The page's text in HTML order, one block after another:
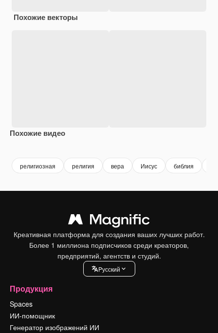
Похожие векторы
Похожие видео
религиозная религия вера Иисус библия
Креативная платформа для создания ваших лучших работ.
Более 1 миллиона подписчиков среди креаторов,
предприятий, агентств и студий.
Pусский
Продукция
Spaces
ИИ-помощник
Генератор изображений ИИ